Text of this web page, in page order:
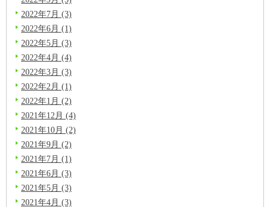
2022年7月 (3)
2022年6月 (1)
2022年5月 (3)
2022年4月 (4)
2022年3月 (3)
2022年2月 (1)
2022年1月 (2)
2021年12月 (4)
2021年10月 (2)
2021年9月 (2)
2021年7月 (1)
2021年6月 (3)
2021年5月 (3)
2021年4月 (3)